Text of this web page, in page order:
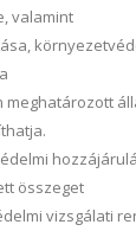
valamint
meghatározott
összeget
vizsgálati